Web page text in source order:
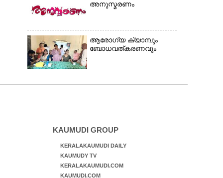
അനുസ്മരണം
ആരോഗ്യ ക്യാമ്പും
ബോധവത്കരണവും
KAUMUDI GROUP
KERALAKAUMUDI DAILY
KAUMUDY TV
KERALAKAUMUDI.COM
KAUMUDI.COM